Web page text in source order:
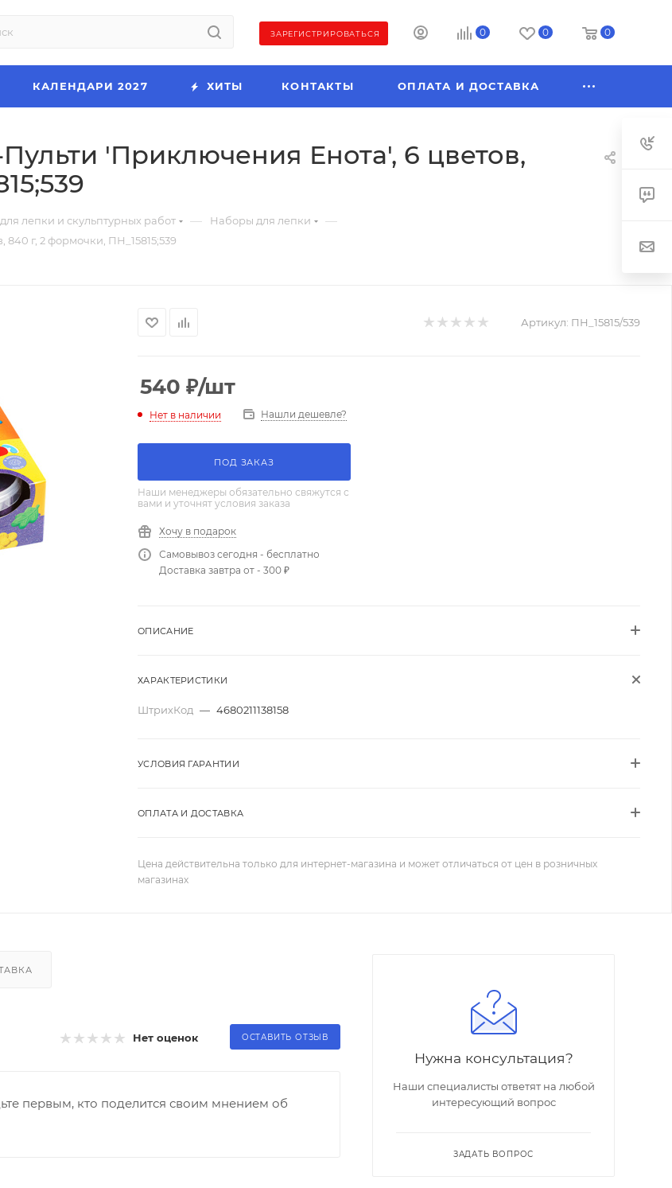
ЗАРЕГИСТРИРОВАТЬСЯ 0 0 0
КАЛЕНДАРИ 2027 ХИТЫ КОНТАКТЫ ОПЛАТА И ДОСТАВКА
'Приключения Енота', 6 цветов,
лепки и скульптурных работ — Наборы для лепки —
г, 2 формочки, ПН_15815;539
Артикул: ПН_15815/539
540 ₽/шт
Нет в наличии Нашли дешевле?
ПОД ЗАКАЗ
Наши менеджеры обязательно свяжутся с
вами и уточнят условия заказа
Хочу в подарок
Самовывоз сегодня - бесплатно
Доставка завтра от - 300 ₽
ОПИСАНИЕ
ХАРАКТЕРИСТИКИ
ШтрихКод — 4680211138158
УСЛОВИЯ ГАРАНТИИ
ОПЛАТА И ДОСТАВКА
Цена действительна только для интернет-магазина и может отличаться от цен в розничных
магазинах
Нет оценок ОСТАВИТЬ ОТЗЫВ
первым, кто поделится своим мнением об
Нужна консультация?
Наши специалисты ответят на любой
интересующий вопрос
ЗАДАТЬ ВОПРОС